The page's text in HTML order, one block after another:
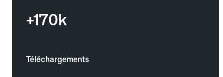
+170k
Téléchargements